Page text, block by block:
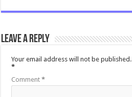
Leave a Reply
Your email address will not be published.
*
Comment*